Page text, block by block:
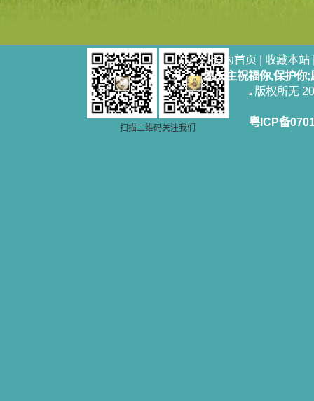
扫描二维码关注我们
设为首页 | 收藏本站
愿天主祝福你,保护你
版权所无
粤ICP备